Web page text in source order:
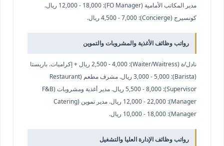
مدير المكاتب الأمامية (FO Manager): 12,000 - 18,000 ريال.
كونسيرج (Concierge): 4,500 - 7,000 ريال.
رواتب وظائف الأغذية والمشروبات والتموين
نادل/ة (Waiter/Waitress): 2,500 - 4,000 ريال + إكراميات. باريستا
(Barista): 3,000 - 5,000 ريال. مشرف مطعم (Restaurant
Supervisor): 5,500 - 8,000 ريال. مدير أغذية ومشروبات (F&B
Manager): 12,000 - 22,000 ريال. مدير تموين (Catering
Manager): 10,000 - 18,000 ريال.
رواتب وظائف الإدارة العليا والتشغيل